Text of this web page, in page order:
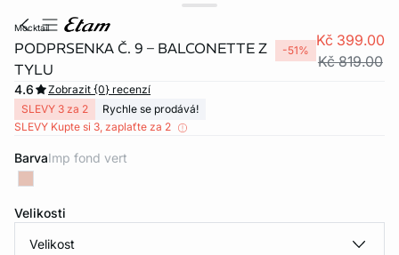
mocktail
PODPRSENKA Č. 9 – BALCONETTE Z
TYLU
-51%
Kč 399.00
Kč 819.00
4.6
Zobrazit {0} recenzí
SLEVY 3 za 2
Rychle se prodává!
SLEVY Kupte si 3, zaplaťte za 2
Barva imp fond vert
Velikosti
Velikost